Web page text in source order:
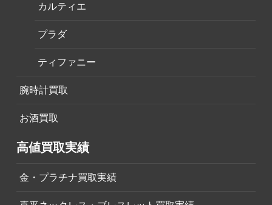
カルティエ
プラダ
ティファニー
腕時計買取
お酒買取
高値買取実績
金・プラチナ買取実績